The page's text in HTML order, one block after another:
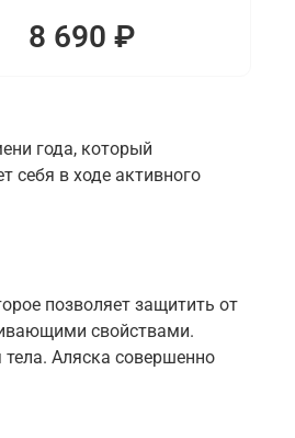
8 690 ₽
года, который
себя в ходе активного
позволяет защитить от
свойствами.
Аляска совершенно